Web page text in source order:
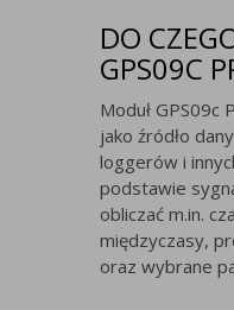
DO
GPS09C
Moduł
jako źródło
loggerów i
podstawie
obliczać m.in.
międzyczasy,
oraz wybrane